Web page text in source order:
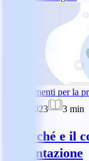
Suggerimenti per la
5 nov 2023
3 min
Il perché e il
presentazione